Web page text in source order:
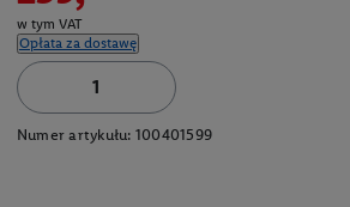
w tym VAT
Opłata za dostawę
Numer artykułu: 100401599